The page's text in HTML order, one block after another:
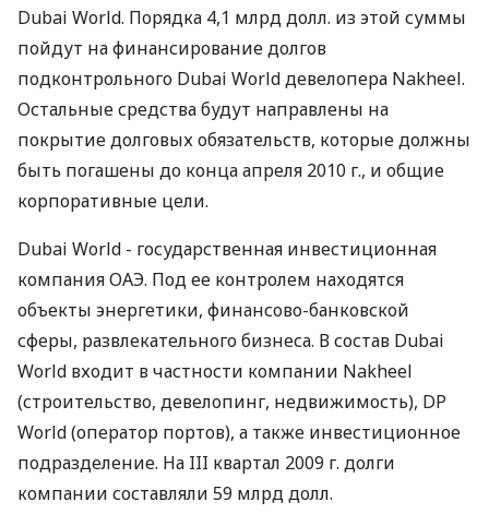
Dubai World. Порядка 4,1 млрд долл. из этой суммы
пойдут на финансирование долгов
подконтрольного Dubai World девелопера Nakheel.
Остальные средства будут направлены на
покрытие долговых обязательств, которые должны
быть погашены до конца апреля 2010 г., и общие
корпоративные цели.
Dubai World - государственная инвестиционная
компания ОАЭ. Под ее контролем находятся
объекты энергетики, финансово-банковской
сферы, развлекательного бизнеса. В состав Dubai
World входит в частности компании Nakheel
(строительство, девелопинг, недвижимость), DP
World (оператор портов), а также инвестиционное
подразделение. На III квартал 2009 г. долги
компании составляли 59 млрд долл.